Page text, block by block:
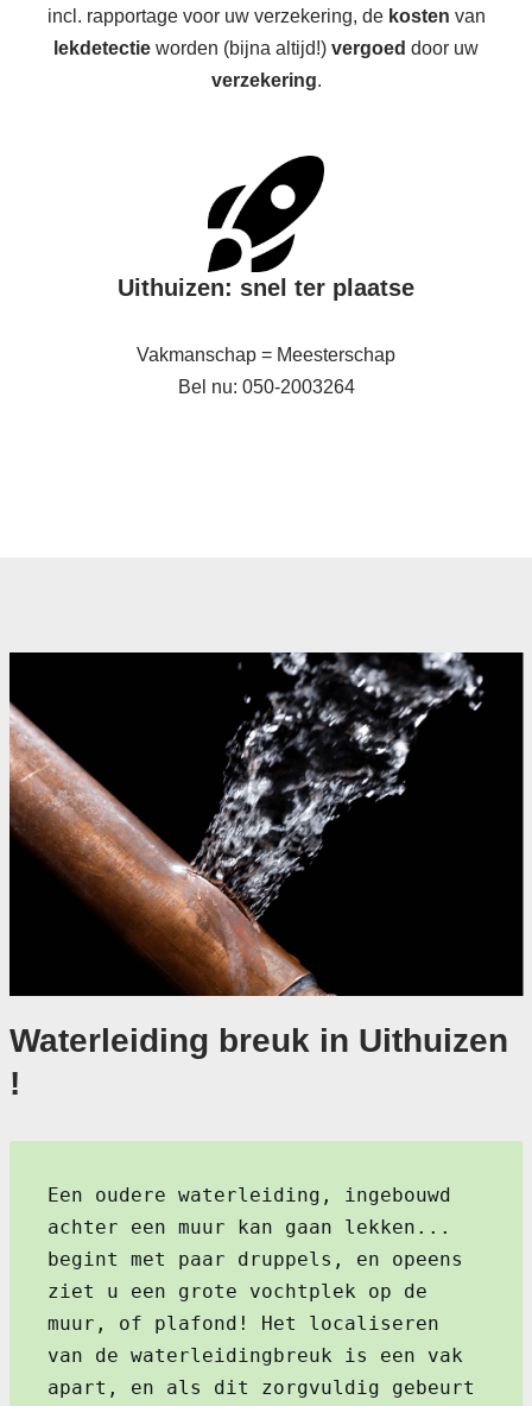
incl. rapportage voor uw verzekering, de kosten van
lekdetectie worden (bijna altijd!) vergoed door uw
verzekering.
Uithuizen: snel ter plaatse
Vakmanschap = Meesterschap
Bel nu: 050-2003264
Waterleiding breuk in Uithuizen
!
Een oudere waterleiding, ingebouwd
achter een muur kan gaan lekken...
begint met paar druppels, en opeens
ziet u een grote vochtplek op de
muur, of plafond! Het localiseren
van de waterleidingbreuk is een vak
apart, en als dit zorgvuldig gebeurt